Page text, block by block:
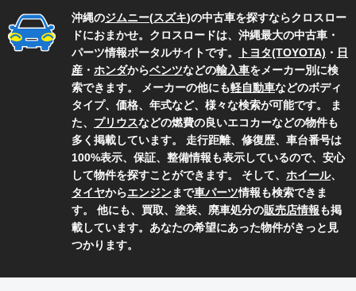
沖縄のジムニー(スズキ)の中古車を探すならクロスロー
ドにおまかせ。クロスロードは、沖縄最大の中古車・
パーツ情報ポータルサイトです。
トヨタ(TOYOTA) ・ 日
産 ・ ホンダからベンツなどの輸入車をメーカー別に検
索できます。 メーカーの他にも軽自動車などのボディ
タイプ、価格、年式など、様々な検索が可能です。 ま
た、 プリウスなどの燃費の良いエコカーなどの物件も
多く掲載しています。 走行距離、修復歴、車台番号は
100%表示、保証、整備情報も表示しているので、安心
して物件を探すことができます。 そして、 ホイール、
タイヤからエンジンまで車パーツ情報も検索できま
す。 他にも、買取、塗装、廃車処分の販売店情報も掲
載しています。あなたの希望にあった物件がきっと見
つかります。